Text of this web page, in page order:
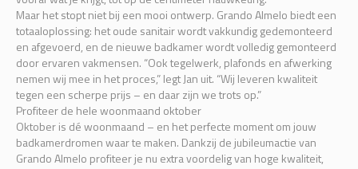
Maar het stopt niet bij een mooi ontwerp. Grando Almelo biedt een
totaaloplossing: het oude sanitair wordt vakkundig gedemonteerd
en afgevoerd, en de nieuwe badkamer wordt volledig gemonteerd
door ervaren vakmensen. “Ook tegelwerk, plafonds en afwerking
nemen wij mee in het proces,” legt Jan uit. “Wij leveren kwaliteit
tegen een scherpe prijs – en daar zijn we trots op.”
Profiteer de hele woonmaand oktober
Oktober is dé woonmaand – en het perfecte moment om jouw
badkamerdromen waar te maken. Dankzij de jubileumactie van
Grando Almelo profiteer je nu extra voordelig van hoge kwaliteit,